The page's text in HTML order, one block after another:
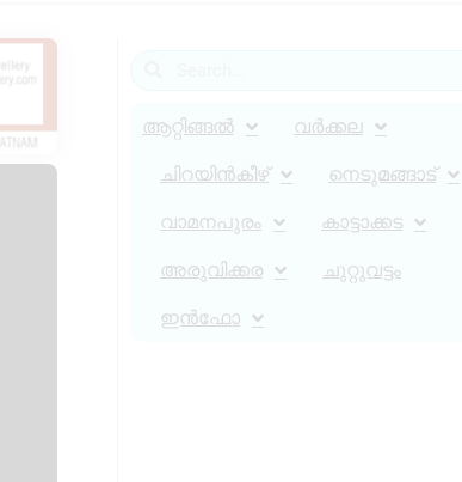
ആറ്റിങ്ങൽ വർക്കല
ചിറയിൻകീഴ് നെടുമങ്ങാട്
വാമനപുരം കാട്ടാക്കട
അരുവിക്കര ചുറ്റുവട്ടം
ഇൻഫോ